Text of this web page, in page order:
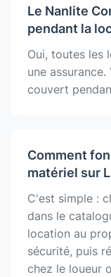
Le Nanlite
pendant la
Oui, toutes les
une
couvert
Comment
matériel sur
C'est simple :
dans le
location au
sécurité, puis
chez le loueur